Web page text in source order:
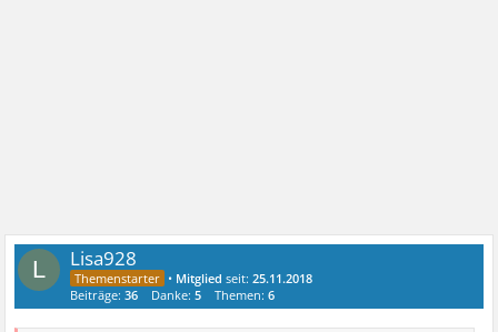
L Lisa928
• Mitglied seit:25.11.2018
Beiträge:36 Danke:5 Themen:6